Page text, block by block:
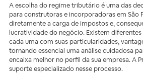
A escolha do regime tributário é uma das
para construtoras e incorporadoras em São
diretamente a carga de impostos e,
lucratividade do negócio. Existem
cada uma com suas particularidades,
tornando essencial uma análise cuidadosa
encaixa melhor no perfil da sua empresa. A
suporte especializado nesse processo.